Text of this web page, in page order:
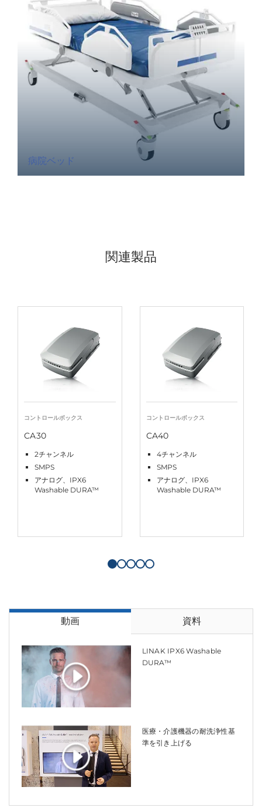
病院ベッド
関連製品
コントロールボックス
CA30
2チャンネル
SMPS
アナログ、IPX6
Washable DURA™
コントロールボックス
CA40
4チャンネル
SMPS
アナログ、IPX6
Washable DURA™
動画 資料
LINAK IPX6 Washable
DURA™
医療・介護機器の耐洗浄性基
準を引き上げる